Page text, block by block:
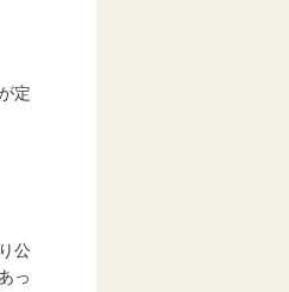
定
公
っ